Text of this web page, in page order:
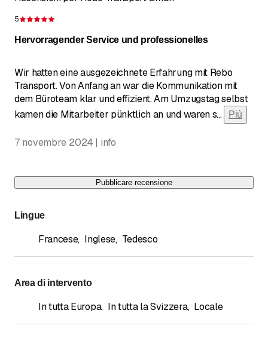
5
Hervorragender Service und professionelles
Wir hatten eine ausgezeichnete Erfahrung mit Rebo
Transport. Von Anfang an war die Kommunikation mit
dem Büroteam klar und effizient. Am Umzugstag selbst
kamen die Mitarbeiter pünktlich an und waren s... Più
7 novembre 2024 | info
Pubblicare recensione
Lingue
Francese, Inglese, Tedesco
Area di intervento
In tutta Europa, In tutta la Svizzera, Locale